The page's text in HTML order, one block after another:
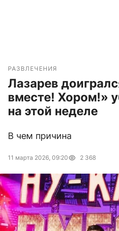
РАЗВЛЕЧЕНИЯ
Лазарев
вместе! Хором!»
на этой неделе
В чем причина
11 марта 2026, 09:20 2 368